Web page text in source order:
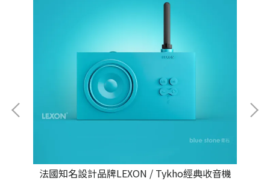
法國知名設計品牌LEXON / Tykho經典收音機